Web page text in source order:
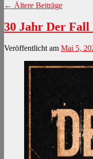
← Ältere Beiträge
30 Jahr Der Fall
Veröffentlicht am Mai 5,